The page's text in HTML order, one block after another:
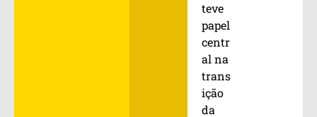
teve
papel
centr
al na
trans
ição
da